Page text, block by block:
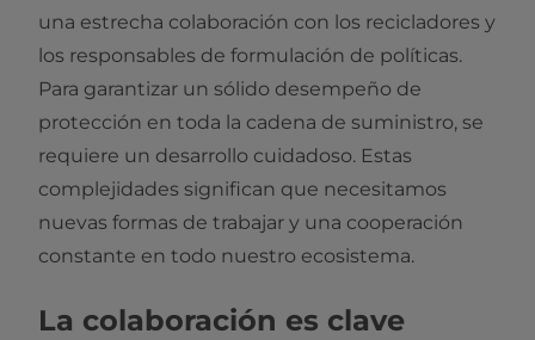
una estrecha colaboración con los recicladores y
los responsables de formulación de políticas.
Para garantizar un sólido desempeño de
protección en toda la cadena de suministro, se
requiere un desarrollo cuidadoso. Estas
complejidades significan que necesitamos
nuevas formas de trabajar y una cooperación
constante en todo nuestro ecosistema.
La colaboración es clave